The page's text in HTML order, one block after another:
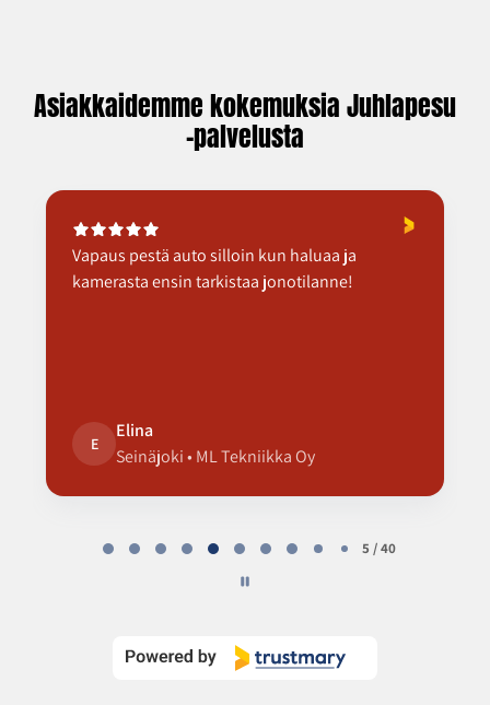
Asiakkaidemme kokemuksia Juhlapesu
-palvelusta
Vapaus pestä auto silloin kun haluaa ja
kamerasta ensin tarkistaa jonotilanne!
E
Elina
Seinäjoki • ML Tekniikka Oy
5 / 40